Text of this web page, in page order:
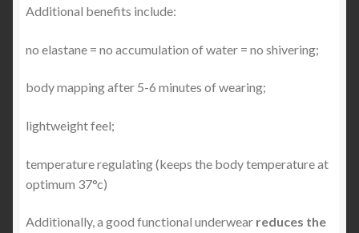
Additional benefits include:
no elastane = no accumulation of water = no shivering;
body mapping after 5-6 minutes of wearing;
lightweight feel;
temperature regulating (keeps the body temperature at
optimum 37°c)
Additionally, a good functional underwear reduces the